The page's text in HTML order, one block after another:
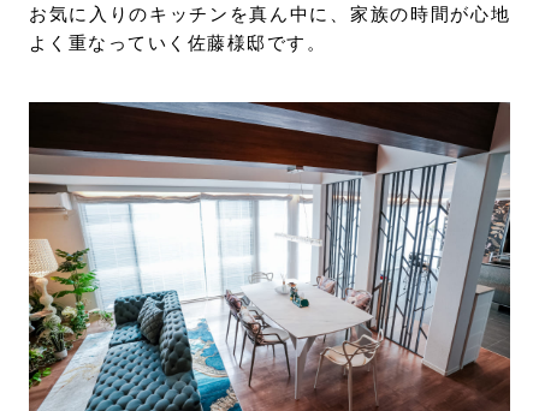
お気に入りのキッチンを真ん中に、家族の時間が心地
よく重なっていく佐藤様邸です。